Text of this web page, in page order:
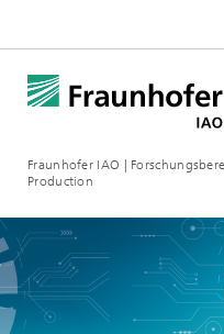
Fraunhofer IAO |
Production